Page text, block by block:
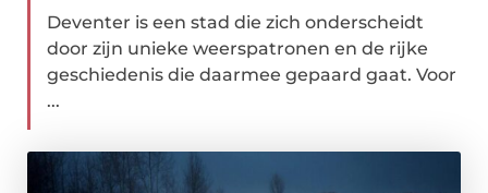
Deventer is een stad die zich onderscheidt
door zijn unieke weerspatronen en de rijke
geschiedenis die daarmee gepaard gaat. Voor
...